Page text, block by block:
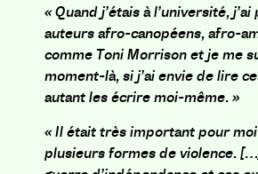
« Quand j’étais à l’université,
auteurs afro-canopéens, afro-
comme Toni Morrison et je me
moment-là, si j’ai envie de lire
autant les écrire moi-même. »
« Il était très important pour
plusieurs formes de violence.